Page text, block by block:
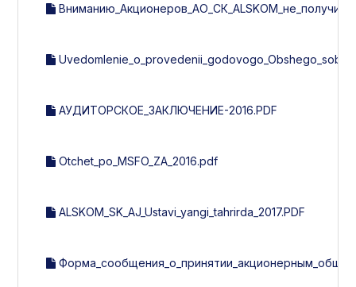
АУДИТОРСКОЕ_ЗАКЛЮЧЕНИЕ-2016.PDF
Otchet_po_MSFO_ZA_2016.pdf
ALSKOM_SK_AJ_Ustavi_yangi_tahrirda_2017.PDF